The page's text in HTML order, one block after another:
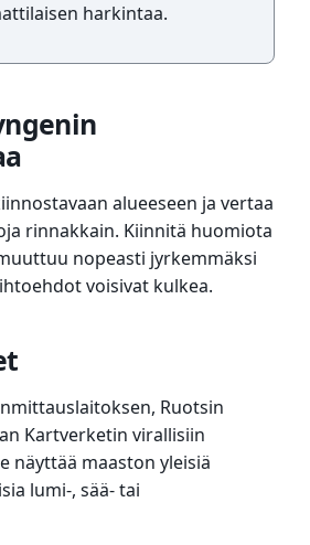
harkintaa.
alueeseen ja vertaa
rinnakkain. Kiinnitä huomiota
nopeasti jyrkemmäksi
voisivat kulkea.
Ruotsin
Kartverketin virallisiin
näyttää maaston yleisiä
lumi-, sää- tai